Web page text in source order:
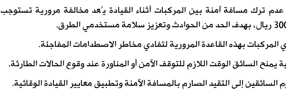
عدم ترك مسافة آمنة بين المركبات أثناء القيادة يُعد مخالفة مرورية تستوجب
المركبات بهذه القاعدة المرورية لتفادي مخاطر الاصطدامات المفاجئة.
السائق الوقت اللازم للتوقف الآمن أو المناورة عند وقوع الحالات الطارئة.
السائقين إلى التقيد الصارم بالمسافة الآمنة وتطبيق معايير القيادة الوقائية.